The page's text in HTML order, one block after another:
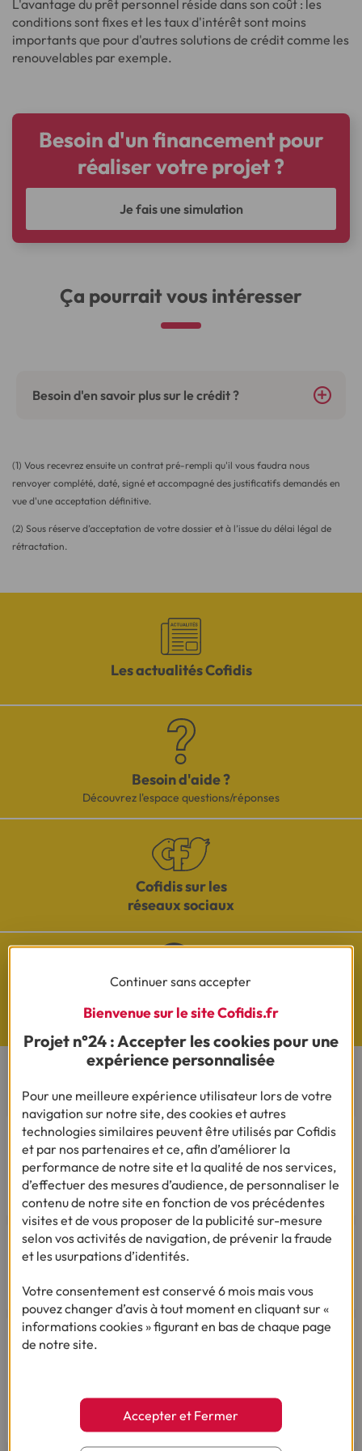
L'avantage du prêt personnel réside dans son coût : les
conditions sont fixes et les taux d'intérêt sont moins
importants que pour d'autres solutions de crédit comme les
renouvelables par exemple.
Besoin d'un financement pour
réaliser votre projet ?
Je fais une simulation
Ça pourrait vous intéresser
Besoin d'en savoir plus sur le crédit ?
(1) Vous recevrez ensuite un contrat pré-rempli qu'il vous faudra nous
renvoyer complété, daté, signé et accompagné des justificatifs demandés en
vue d'une acceptation définitive.
(2) Sous réserve d’acceptation de votre dossier et à l’issue du délai légal de
rétractation.
Les actualités Cofidis
Besoin d'aide ?
Découvrez l'espace questions/réponses
Cofidis sur les
réseaux sociaux
Questions de Budget
CONTACTEZ-NOUS
Par téléphone
Du lundi au vendredi de 8h00 à 19h00
Le samedi de 8h00 à 14h00.
03 28 09 21 18(Appel non surtaxé - coût selon
opérateur).
Par mail
Vous êtes sourd ou malentendant
Du lundi au vendredi de 9h à 12h et de 14h à
Continuer sans accepter
Bienvenue sur le site Cofidis.fr
Projet n°24 : Accepter les cookies pour une
expérience personnalisée
Pour une meilleure expérience utilisateur lors de votre
navigation sur notre site, des cookies et autres
technologies similaires peuvent être utilisés par Cofidis
et par nos partenaires et ce, afin d’améliorer la
performance de notre site et la qualité de nos services,
d’effectuer des mesures d’audience, de personnaliser le
contenu de notre site en fonction de vos précédentes
visites et de vous proposer de la publicité sur-mesure
selon vos activités de navigation, de prévenir la fraude
et les usurpations d’identités.
Votre consentement est conservé 6 mois mais vous
pouvez changer d’avis à tout moment en cliquant sur «
informations cookies » figurant en bas de chaque page
de notre site.
Accepter et Fermer